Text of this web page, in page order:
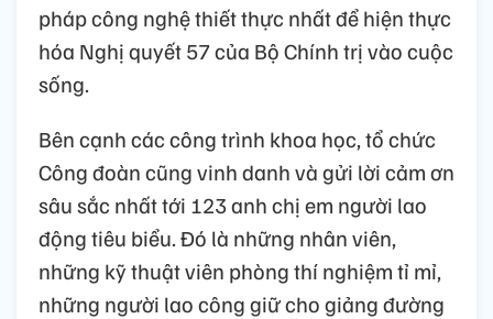
pháp công nghệ thiết thực nhất để hiện thực
hóa Nghị quyết 57 của Bộ Chính trị vào cuộc
sống.
Bên cạnh các công trình khoa học, tổ chức
Công đoàn cũng vinh danh và gửi lời cảm ơn
sâu sắc nhất tới 123 anh chị em người lao
động tiêu biểu. Đó là những nhân viên,
những kỹ thuật viên phòng thí nghiệm tỉ mỉ,
những người lao công giữ cho giảng đường